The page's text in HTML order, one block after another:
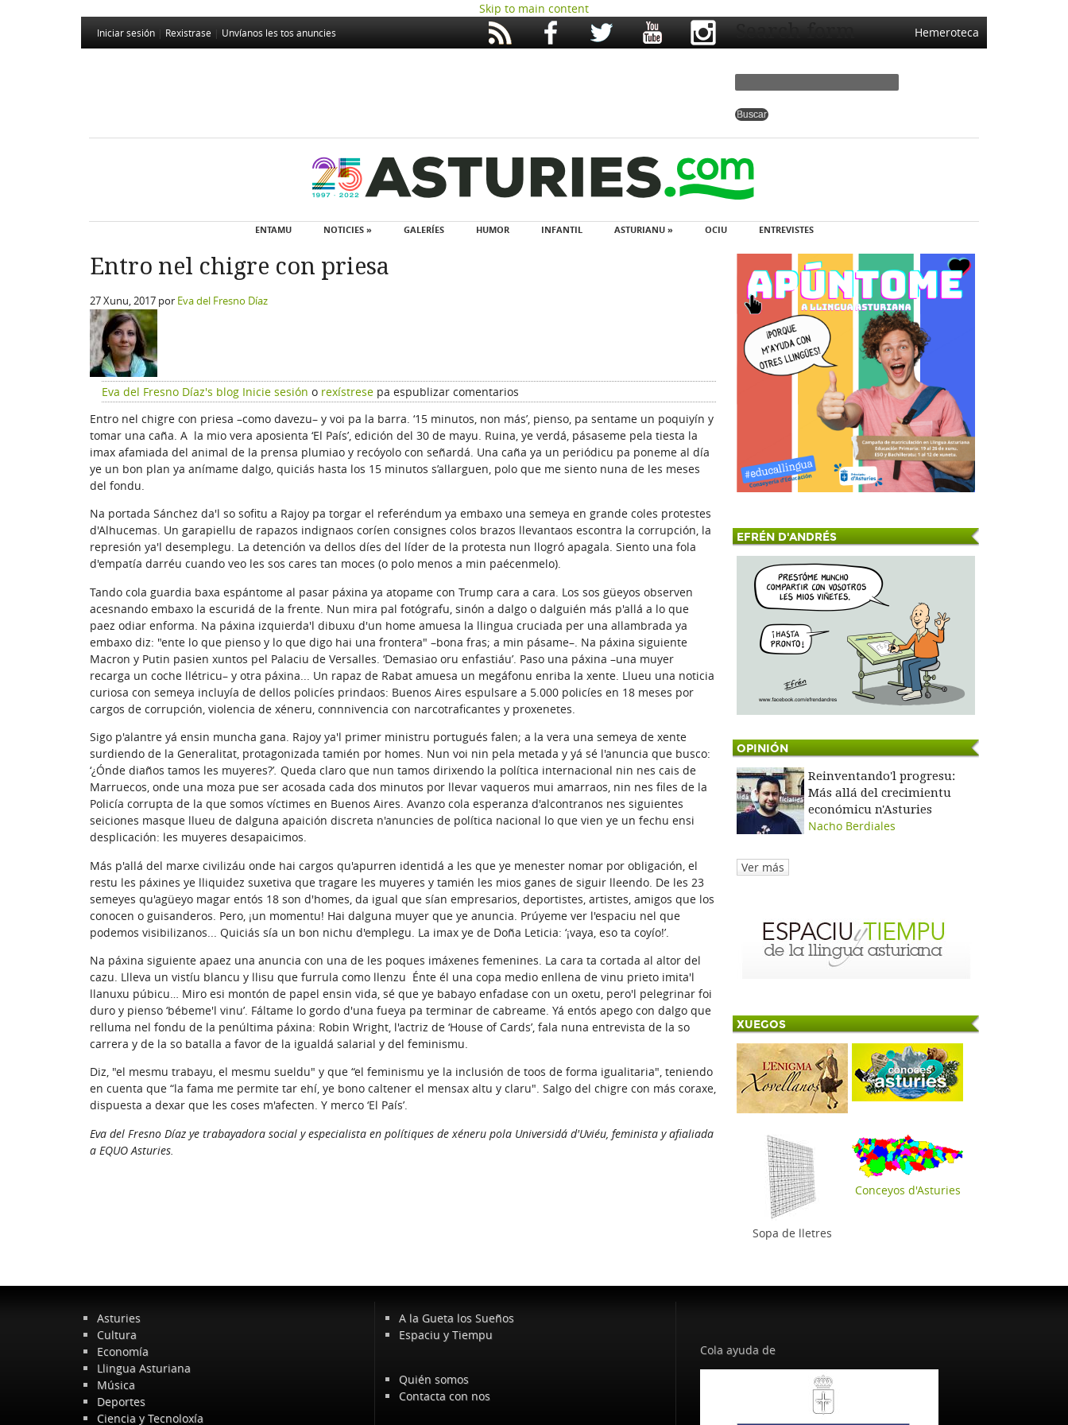
Skip to main content
Iniciar sesión Rexistrase Unvíanos les tos anuncies Hemeroteca
Search form
ENTAMU NOTICIES » GALERÍES HUMOR INFANTIL ASTURIANU » OCIU ENTREVISTES
Entro nel chigre con priesa
27 Xunu, 2017 por Eva del Fresno Díaz
Eva del Fresno Díaz's blog Inicie sesión o rexístrese pa espublizar comentarios
Entro nel chigre con priesa –como davezu– y voi pa la barra. ‘15 minutos, non más’, pienso, pa sentame un poquiyín y
tomar una caña. A la mio vera aposienta ‘El País’, edición del 30 de mayu. Ruina, ye verdá, pásaseme pela tiesta la
imax afamiada del animal de la prensa plumiao y recóyolo con señardá. Una caña ya un periódicu pa poneme al día
ye un bon plan ya anímame dalgo, quiciás hasta los 15 minutos s’allarguen, polo que me siento nuna de les meses
del fondu.
Na portada Sánchez da'l so sofitu a Rajoy pa torgar el referéndum ya embaxo una semeya en grande coles protestes
d'Alhucemas. Un garapiellu de rapazos indignaos coríen consignes colos brazos llevantaos escontra la corrupción, la
represión ya'l desemplegu. La detención va dellos díes del líder de la protesta nun llogró apagala. Siento una fola
d'empatía darréu cuando veo les sos cares tan moces (o polo menos a min paécenmelo).
Tando cola guardia baxa espántome al pasar páxina ya atopame con Trump cara a cara. Los sos güeyos observen
acesnando embaxo la escuridá de la frente. Nun mira pal fotógrafu, sinón a dalgo o dalguién más p'allá a lo que
paez odiar enforma. Na páxina izquierda'l dibuxu d'un home amuesa la llingua cruciada per una allambrada ya
embaxo diz: "ente lo que pienso y lo que digo hai una frontera" –bona fras; a min pásame–. Na páxina siguiente
Macron y Putin pasien xuntos pel Palaciu de Versalles. ‘Demasiao oru enfastiáu’. Paso una páxina –una muyer
recarga un coche llétricu– y otra páxina... Un rapaz de Rabat amuesa un megáfonu enriba la xente. Llueu una noticia
curiosa con semeya incluyía de dellos policíes prindaos: Buenos Aires espulsare a 5.000 policíes en 18 meses por
cargos de corrupción, violencia de xéneru, connnivencia con narcotraficantes y proxenetes.
Sigo p'alantre yá ensin muncha gana. Rajoy ya'l primer ministru portugués falen; a la vera una semeya de xente
surdiendo de la Generalitat, protagonizada tamién por homes. Nun voi nin pela metada y yá sé l'anuncia que busco:
‘¿Ónde diaños tamos les muyeres?’. Queda claro que nun tamos dirixendo la política internacional nin nes cais de
Marruecos, onde una moza pue ser acosada cada dos minutos por llevar vaqueros mui amarraos, nin nes files de la
Policía corrupta de la que somos víctimes en Buenos Aires. Avanzo cola esperanza d'alcontranos nes siguientes
seiciones masque llueu de dalguna apaición discreta n'anuncies de política nacional lo que vien ye un fechu ensi
desplicación: les muyeres desapaicimos.
Más p'allá del marxe civilizáu onde hai cargos qu'apurren identidá a les que ye menester nomar por obligación, el
restu les páxines ye lliquidez suxetiva que tragare les muyeres y tamién les mios ganes de siguir lleendo. De les 23
semeyes qu'agüeyo magar entós 18 son d'homes, da igual que sían empresarios, deportistes, artistes, amigos que los
conocen o guisanderos. Pero, ¡un momentu! Hai dalguna muyer que ye anuncia. Prúyeme ver l'espaciu nel que
podemos visibilizanos... Quiciás sía un bon nichu d'emplegu. La imax ye de Doña Leticia: ‘¡vaya, eso ta coyío!’.
Na páxina siguiente apaez una anuncia con una de les poques imáxenes femenines. La cara ta cortada al altor del
cazu. Llleva un vistíu blancu y llisu que furrula como llenzu Énte él una copa medio enllena de vinu prieto imita'l
llanuxu púbicu… Miro esi montón de papel ensin vida, sé que ye babayo enfadase con un oxetu, pero'l pelegrinar foi
duro y pienso ‘bébeme'l vinu’. Fáltame lo gordo d'una fueya pa terminar de cabreame. Yá entós apego con dalgo que
relluma nel fondu de la penúltima páxina: Robin Wright, l'actriz de ‘House of Cards’, fala nuna entrevista de la so
carrera y de la so batalla a favor de la igualdá salarial y del feminismu.
Diz, "el mesmu trabayu, el mesmu sueldu" y que “el feminismu ye la inclusión de toos de forma igualitaria", teniendo
en cuenta que “la fama me permite tar ehí, ye bono caltener el mensax altu y claru". Salgo del chigre con más coraxe,
dispuesta a dexar que les coses m'afecten. Y merco ‘El País’.
Eva del Fresno Díaz ye trabayadora social y especialista en polítiques de xéneru pola Universidá d'Uviéu, feminista y afialiada
a EQUO Asturies.
EFRÉN D'ANDRÉS
OPINIÓN
Reinventando'l progresu:
Más allá del crecimientu
económicu n'Asturies
Nacho Berdiales
Ver más
XUEGOS
Sopa de lletres
Conceyos d'Asturies
Asturies
Cultura
Economía
Llingua Asturiana
Música
Deportes
Ciencia y Tecnoloxía
A la Gueta los Sueños
Espaciu y Tiempu
Quién somos
Contacta con nos
Cola ayuda de